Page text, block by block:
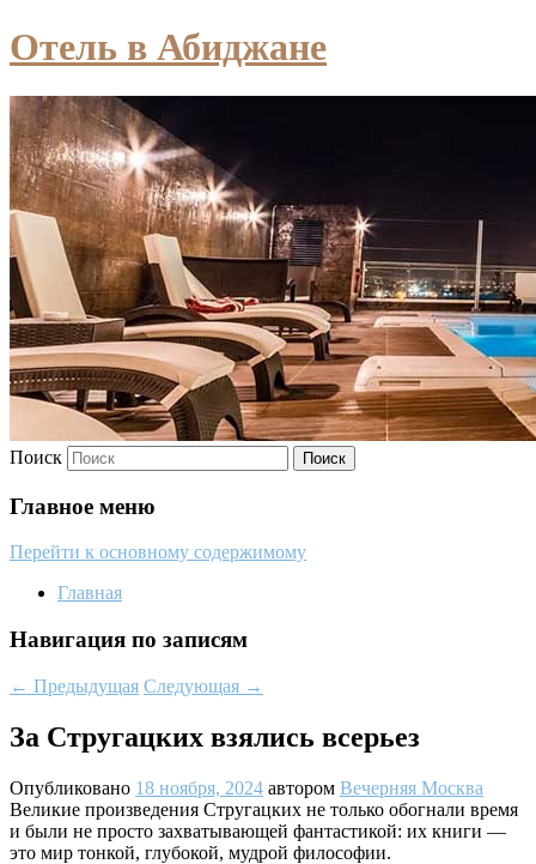
Отель в Абиджане
Поиск
Главное меню
Перейти к основному содержимому
Главная
Навигация по записям
← Предыдущая Следующая →
За Стругацких взялись всерьез
Опубликовано 18 ноября, 2024 автором Вечерняя Москва
Великие произведения Стругацких не только обогнали время
и были не просто захватывающей фантастикой: их книги —
это мир тонкой, глубокой, мудрой философии.